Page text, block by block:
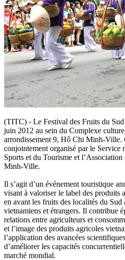
(TITC) - Le Festival des Fruits du
juin 2012 au sein du Complexe
arrondissement 9, Hô Chi Minh-Ville.
conjointement organisé par le Service
Sports et du Tourisme et
Minh-Ville.
Il s’agit d’un événement touristique
visant à valoriser le label des produits
en avant les fruits des localités du Sud
vietnamiens et étrangers. Il contribue
relations entre agriculteurs et
et l’image des produits agricoles
l’application des avancées
d’améliorer les capacités
marché mondial.